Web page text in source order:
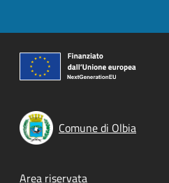
Comune di Olbia
Area riservata